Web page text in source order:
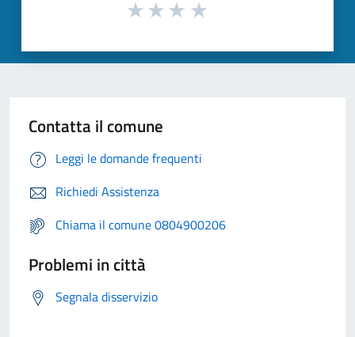
Contatta il comune
Leggi le domande frequenti
Richiedi Assistenza
Chiama il comune 0804900206
Problemi in città
Segnala disservizio